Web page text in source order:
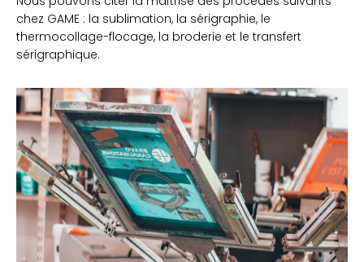
chez GAME : la sublimation, la sérigraphie, le
thermocollage-flocage, la broderie et le transfert
sérigraphique.